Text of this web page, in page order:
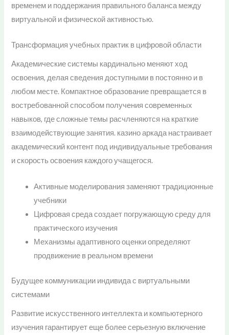
временем и поддержания правильного баланса между
виртуальной и физической активностью.
Трансформация учебных практик в цифровой области
Академические системы кардинально меняют ход
освоения, делая сведения доступными в постоянно и в
любом месте. Компактное образование превращается в
востребованной способом получения современных
навыков, где сложные темы расчленяются на краткие
взаимодействующие занятия. казино аркада настраивает
академический контент под индивидуальные требования
и скорость освоения каждого учащегося.
Активные моделирования заменяют традиционные
учебники
Цифровая среда создает погружающую среду для
практического изучения
Механизмы адаптивного оценки определяют
продвижение в реальном времени
Будущее коммуникации индивида с виртуальными
системами
Развитие искусственного интеллекта и компьютерного
изучения гарантирует еще более серьезную включение